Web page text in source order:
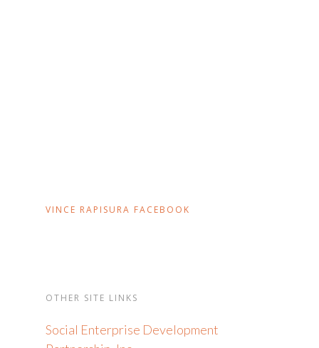
VINCE RAPISURA FACEBOOK
OTHER SITE LINKS
Social Enterprise Development